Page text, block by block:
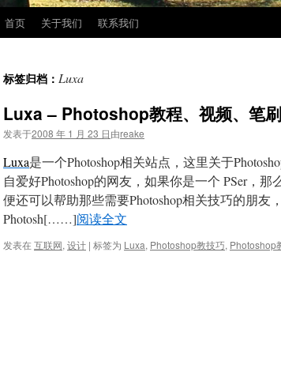
正
首页 关于我们 联系我们
标签归档： Luxa
Luxa – Photoshop教程、视频、笔
发表于2008 年 1 月 23 日由reake
Luxa是一个Photoshop相关站点，这里关于
自爱好Photoshop的网友，如果你是一个 PSer，
便还可以帮助那些需要Photoshop相关技巧的朋
Photosh[……]阅读全文
发表在互联网, 设计 | 标签为 Luxa, Photoshop教技巧, Photoshop